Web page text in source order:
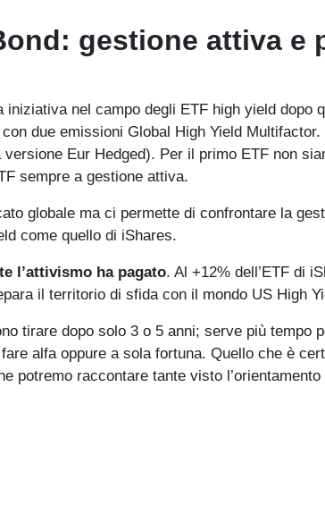
gestione attiva e
iniziativa nel campo degli ETF high yield dopo
due emissioni Global High Yield
Eur Hedged). Per il primo ETF non
sempre a gestione attiva.
globale ma ci permette di confrontare la
come quello di iShares.
l’attivismo ha pagato. Al +12% dell’ETF di
il territorio di sfida con il mondo US High
tirare dopo solo 3 o 5 anni; serve più tempo
alfa oppure a sola fortuna. Quello che è
potremo raccontare tante visto l’orientamento